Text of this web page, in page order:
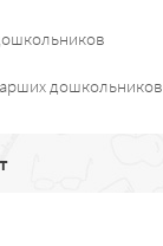
дошкольников